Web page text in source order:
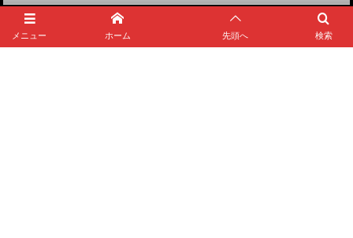
MOONEYES Area-1
メニュー 検索
ホーム 先頭へ